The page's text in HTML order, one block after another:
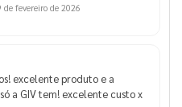
de fevereiro de 2026
excelente produto e a
a GIV tem! excelente custo x